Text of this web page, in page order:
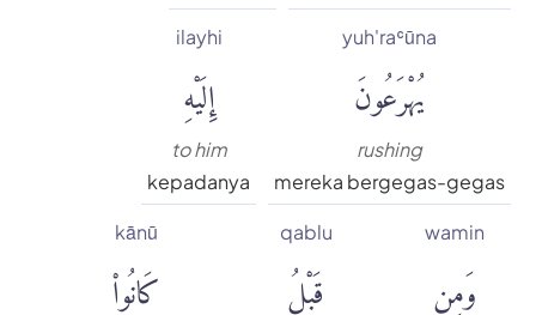
yuh'raʿūna
يُهْرَعُونَ
rushing
mereka bergegas-gegas
ilayhi
إِلَيْهِ
to him
kepadanya
wamin
وَمِن
qablu
قَبْلُ
kānū
كَانُوا۟